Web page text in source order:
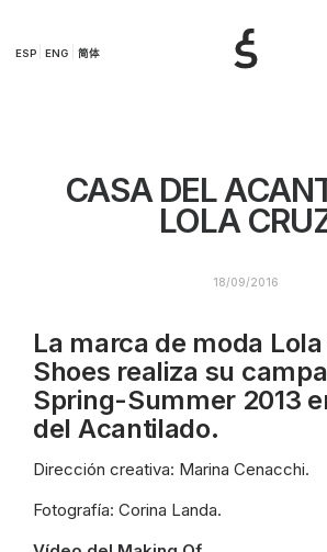
ESP ENG 简体
CASA DEL
LOLA
18/09/2016
La marca de moda Lola
Shoes realiza su
Spring-Summer 2013
del Acantilado.
Dirección creativa: Marina Cenacchi.
Fotografía: Corina Landa.